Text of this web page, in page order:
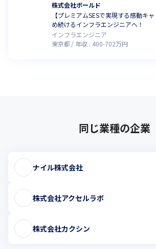
株式会社ボールド
【プレミアムSESで実現する感動キ
め続けるインフラエンジニアへ！
インフラエンジニア
東京都
年収 : 400-702万円
同じ業種の企業
ナイル株式会社
株式会社アクセルラボ
株式会社カクシン